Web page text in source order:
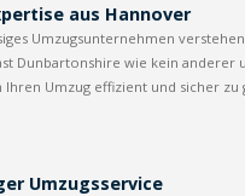
aus Hannover
Umzugsunternehmen
Dunbartonshire wie kein anderer
Umzug effizient und sicher zu
Umzugsservice